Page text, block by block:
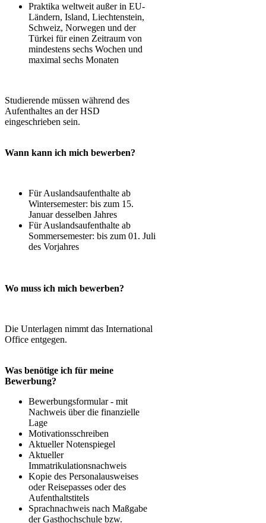
Praktika weltweit außer in EU-
Ländern, Island, Liechtenstein,
Schweiz, Norwegen und der
Türkei für einen Zeitraum von
mindestens sechs Wochen und
maximal sechs Monaten
Studierende müssen während des
Aufenthaltes an der HSD
eingeschrieben sein.
Wann kann ich mich bewerben?
Für Auslandsaufenthalte ab
Wintersemester: bis zum 15.
Januar desselben Jahres
Für Auslandsaufenthalte ab
Sommersemester: bis zum 01. Juli
des Vorjahres
Wo muss ich mich bewerben?
Die Unterlagen nimmt das International
Office entgegen.
Was benötige ich für meine
Bewerbung?​
​​​Bewerbungsformular - mit
Nachweis über die finanzielle
Lage
Motivationsschreiben
Aktueller Notenspiegel
Aktueller
Immatrikulationsnachweis
​Kopie des Personalausweises
oder Reisepasses oder des
Aufenthaltstitels
​​Sprachnachweis nach Maßgabe
der Gasthochschule bzw.